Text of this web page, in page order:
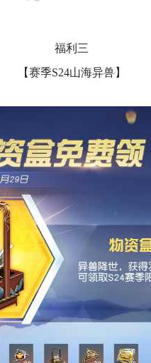
福利三
【赛季S24山海异兽】